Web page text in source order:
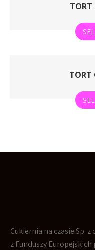
TORT
TORT
Cukiernia na czasie Sp.
z Funduszy